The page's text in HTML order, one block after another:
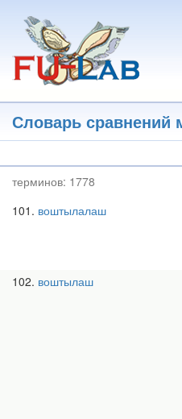
основному
содержанию
Словарь сравнений
терминов: 1778
101 воштылалаш
102 воштылаш